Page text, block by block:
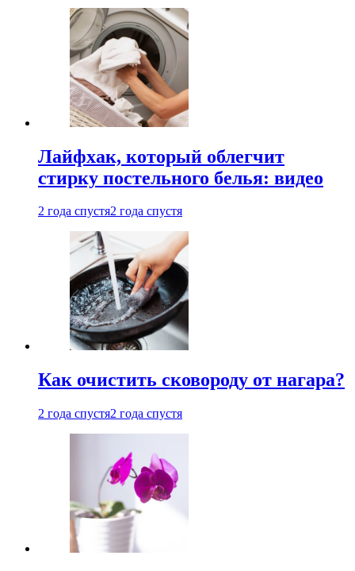
Лайфхак, который облегчит
стирку постельного белья: видео
2 года спустя2 года спустя
Как очистить сковороду от нагара?
2 года спустя2 года спустя